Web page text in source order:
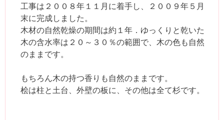
工事は２００８年１１月に着手し、２００９年５月
末に完成しました。
木材の自然乾燥の期間は約１年．ゆっくりと乾いた
木の含水率は２０～３０％の範囲で、木の色も自然
のままです。
もちろん木の持つ香りも自然のままです。
桧は柱と土台、外壁の板に、その他は全て杉です。